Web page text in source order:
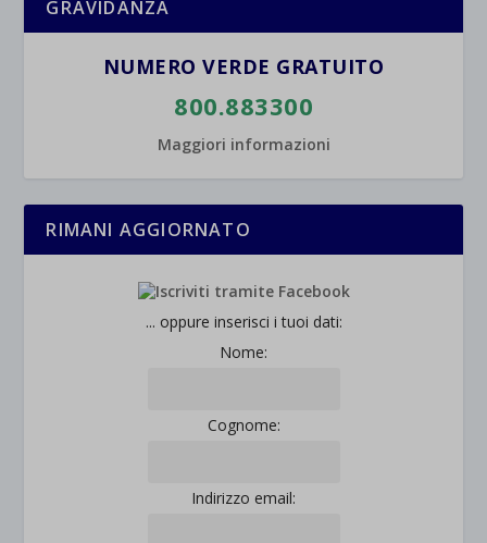
GRAVIDANZA
NUMERO VERDE GRATUITO
800.883300
Maggiori informazioni
RIMANI AGGIORNATO
... oppure inserisci i tuoi dati:
Nome:
Cognome:
Indirizzo email: